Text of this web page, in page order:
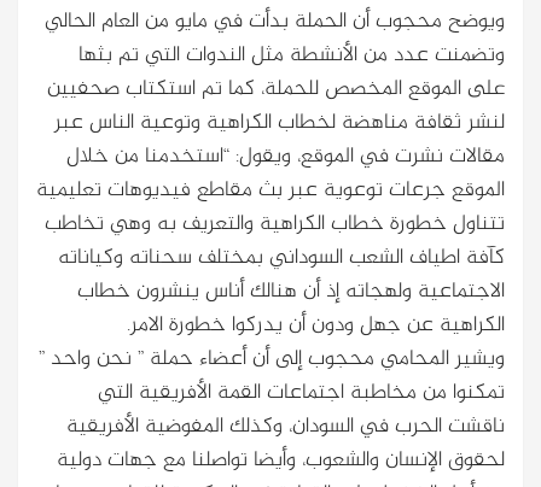
ويوضح محجوب أن الحملة بدأت في مايو من العام الحالي
وتضمنت عدد من الأنشطة مثل الندوات التي تم بثها
على الموقع المخصص للحملة، كما تم استكتاب صحفيين
لنشر ثقافة مناهضة لخطاب الكراهية وتوعية الناس عبر
مقالات نشرت في الموقع، ويقول: “استخدمنا من خلال
الموقع جرعات توعوية عبر بث مقاطع فيديوهات تعليمية
تتناول خطورة خطاب الكراهية والتعريف به وهي تخاطب
كآفة اطياف الشعب السوداني بمختلف سحناته وكياناته
الاجتماعية ولهجاته إذ أن هنالك أناس ينشرون خطاب
الكراهية عن جهل ودون أن يدركوا خطورة الامر.
ويشير المحامي محجوب إلى أن أعضاء حملة ” نحن واحد ”
تمكنوا من مخاطبة اجتماعات القمة الأفريقية التي
ناقشت الحرب في السودان، وكذلك المفوضية الأفريقية
لحقوق الإنسان والشعوب، وأيضا تواصلنا مع جهات دولية